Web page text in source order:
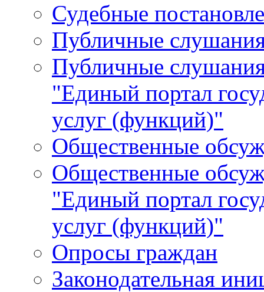
Судебные
Публичные
Публичные
"Единый портал
услуг (функций)"
Общественные
Общественные
"Единый портал
услуг (функций)"
Опросы граждан
Законодательная